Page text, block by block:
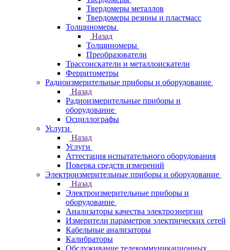
Твердомеры металлов
Твердомеры резины и пластмасс
Толщиномеры
Назад
Толщиномеры
Преобразователи
Трассоискатели и металлоискатели
Ферритометры
Радиоизмерительные приборы и оборудование
Назад
Радиоизмерительные приборы и
оборудование
Осциллографы
Услуги
Назад
Услуги
Аттестация испытательного оборудования
Поверка средств измерений
Электроизмерительные приборы и оборудование
Назад
Электроизмерительные приборы и
оборудование
Анализаторы качества электроэнергии
Измерители параметров электрических сетей
Кабельные анализаторы
Калибраторы
Обслуживание телекоммуникационных